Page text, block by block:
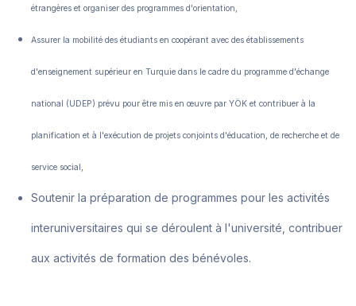
étrangères et organiser des programmes d'orientation,
Assurer la mobilité des étudiants en coopérant avec des établissements
d'enseignement supérieur en Turquie dans le cadre du programme d'échange
national (UDEP) prévu pour être mis en œuvre par YÖK et contribuer à la
planification et à l'exécution de projets conjoints d'éducation, de recherche et de
service social,
Soutenir la préparation de programmes pour les activités
interuniversitaires qui se déroulent à l'université, contribuer
aux activités de formation des bénévoles.